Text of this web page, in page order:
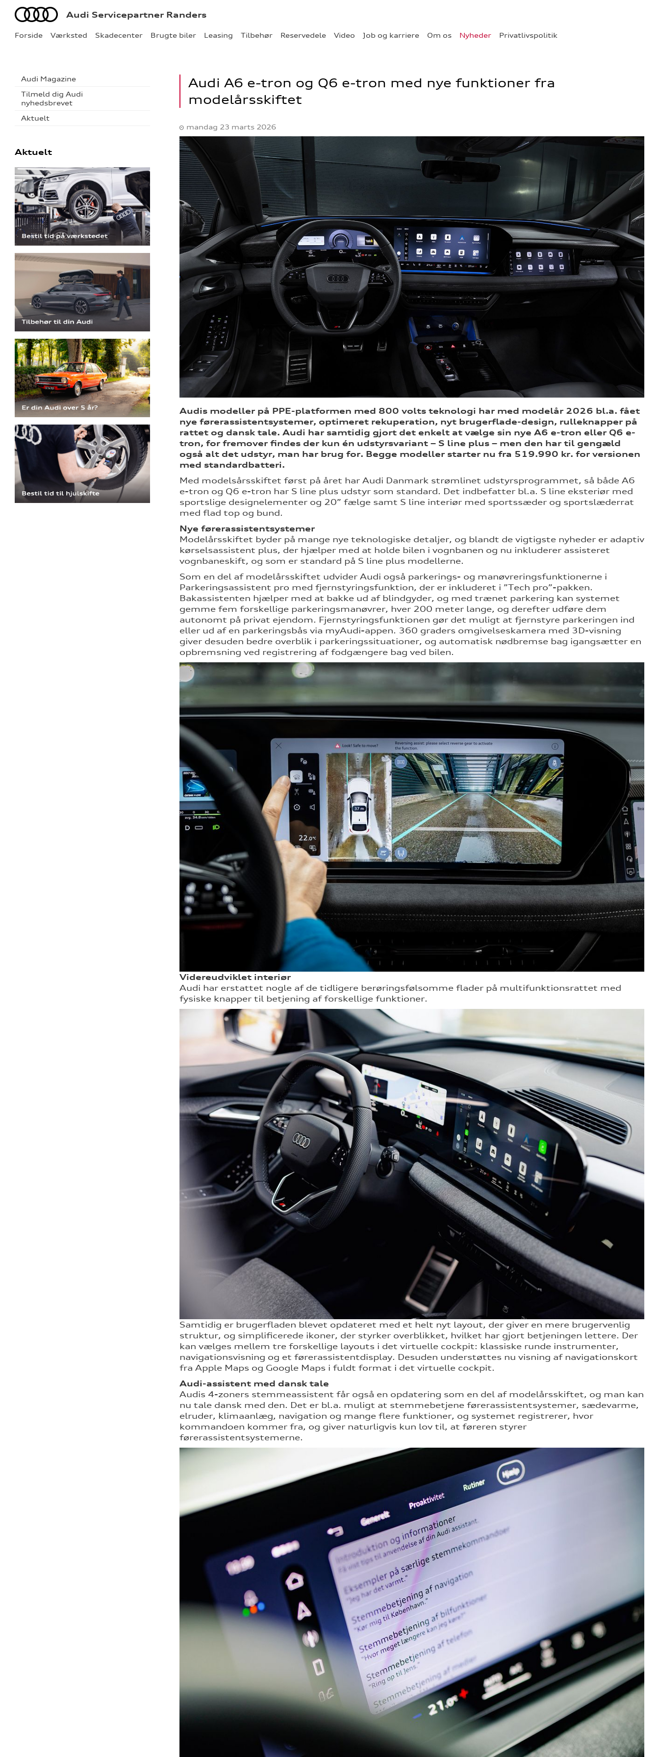
Forside Værksted Skadecenter Brugte biler Leasing Tilbehør Reservedele Video Job og karriere Om os Nyheder Privatlivspolitik
Audi Audi Servicepartner Randers
Audi Magazine
Tilmeld dig Audi
nyhedsbrevet
Aktuelt
Aktuelt
Audi A6 e-tron og Q6 e-tron med nye funktioner fra
modelårsskiftet
mandag 23 marts 2026
Audis modeller på PPE-platformen med 800 volts teknologi har med modelår 2026 bl.a. fået
nye førerassistentsystemer, optimeret rekuperation, nyt brugerflade-design, rulleknapper på
rattet og dansk tale. Audi har samtidig gjort det enkelt at vælge sin nye A6 e-tron eller Q6 e-
tron, for fremover findes der kun én udstyrsvariant – S line plus – men den har til gengæld
også alt det udstyr, man har brug for. Begge modeller starter nu fra 519.990 kr. for versionen
med standardbatteri.
Med modelsårsskiftet først på året har Audi Danmark strømlinet udstyrsprogrammet, så både A6
e-tron og Q6 e-tron har S line plus udstyr som standard. Det indbefatter bl.a. S line eksteriør med
sportslige designelementer og 20” fælge samt S line interiør med sportssæder og sportslæderrat
med flad top og bund.
Nye førerassistentsystemer
Modelårsskiftet byder på mange nye teknologiske detaljer, og blandt de vigtigste nyheder er adaptiv
kørselsassistent plus, der hjælper med at holde bilen i vognbanen og nu inkluderer assisteret
vognbaneskift, og som er standard på S line plus modellerne.
Som en del af modelårsskiftet udvider Audi også parkerings- og manøvreringsfunktionerne i
Parkeringsassistent pro med fjernstyringsfunktion, der er inkluderet i ”Tech pro”-pakken.
Bakassistenten hjælper med at bakke ud af blindgyder, og med trænet parkering kan systemet
gemme fem forskellige parkeringsmanøvrer, hver 200 meter lange, og derefter udføre dem
autonomt på privat ejendom. Fjernstyringsfunktionen gør det muligt at fjernstyre parkeringen ind
eller ud af en parkeringsbås via myAudi-appen. 360 graders omgivelseskamera med 3D-visning
giver desuden bedre overblik i parkeringssituationer, og automatisk nødbremse bag igangsætter en
opbremsning ved registrering af fodgængere bag ved bilen.
Videreudviklet interiør
Audi har erstattet nogle af de tidligere berøringsfølsomme flader på multifunktionsrattet med
fysiske knapper til betjening af forskellige funktioner.
Samtidig er brugerfladen blevet opdateret med et helt nyt layout, der giver en mere brugervenlig
struktur, og simplificerede ikoner, der styrker overblikket, hvilket har gjort betjeningen lettere. Der
kan vælges mellem tre forskellige layouts i det virtuelle cockpit: klassiske runde instrumenter,
navigationsvisning og et førerassistentdisplay. Desuden understøttes nu visning af navigationskort
fra Apple Maps og Google Maps i fuldt format i det virtuelle cockpit.
Audi-assistent med dansk tale
Audis 4-zoners stemmeassistent får også en opdatering som en del af modelårsskiftet, og man kan
nu tale dansk med den. Det er bl.a. muligt at stemmebetjene førerassistentsystemer, sædevarme,
elruder, klimaanlæg, navigation og mange flere funktioner, og systemet registrerer, hvor
kommandoen kommer fra, og giver naturligvis kun lov til, at føreren styrer
førerassistentsystemerne.